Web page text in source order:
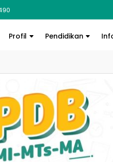
Profil Pendidikan